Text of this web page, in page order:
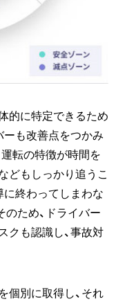
的に特定できるため
ーも改善点をつかみ
転の特徴が時間を
どもしっかり追うこ
に終わってしまわな
ため、ドライバー
クも認識し、事故対
個別に取得し、それ